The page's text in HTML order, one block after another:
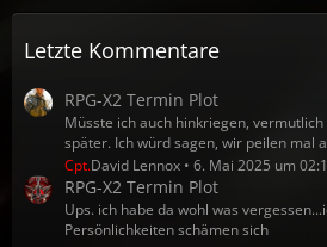
Letzte Kommentare
RPG-X2 Termin Plot
Müsste ich auch hinkriegen,
später. Ich würd sagen, wir peilen mal
Cpt.David Lennox 6. Mai 2025 um
RPG-X2 Termin Plot
Ups. ich habe da wohl was
Persönlichkeiten schämen sich